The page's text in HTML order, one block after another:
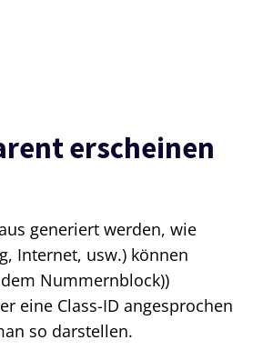
erscheinen
generiert werden, wie
Internet, usw.) können
Nummernblock))
eine Class-ID angesprochen
so darstellen.